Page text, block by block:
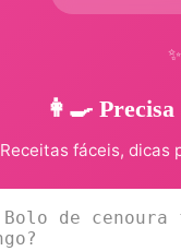
👩‍🍳
Receitas fáceis, dicas